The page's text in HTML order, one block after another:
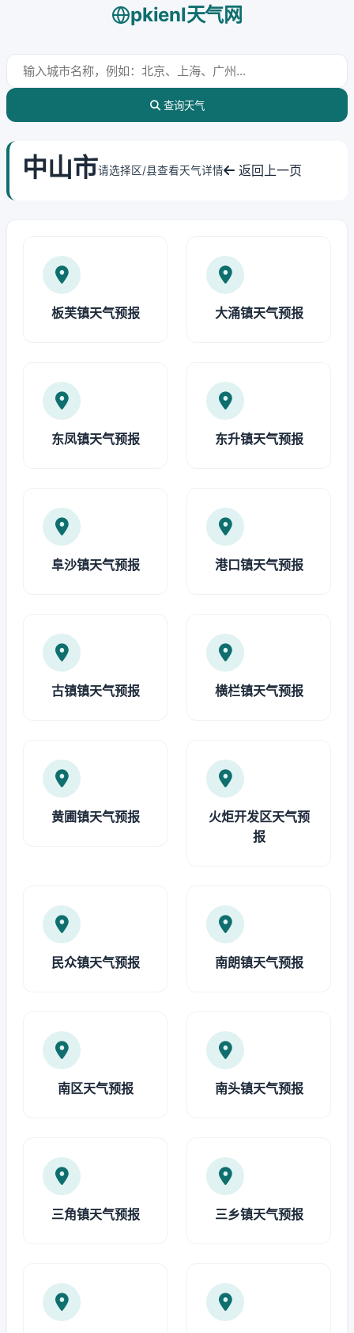
pkienl天气网
查询天气
中山市请选择区/县查看天气详情 返回上一页
板芙镇天气预报 大涌镇天气预报
东凤镇天气预报 东升镇天气预报
阜沙镇天气预报 港口镇天气预报
古镇镇天气预报 横栏镇天气预报
黄圃镇天气预报
火炬开发区天气预
报
民众镇天气预报 南朗镇天气预报
南区天气预报 南头镇天气预报
三角镇天气预报 三乡镇天气预报